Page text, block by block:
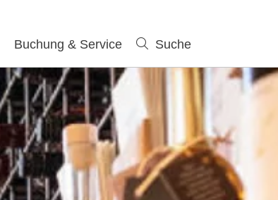
Suche
Buchung & Service Suche